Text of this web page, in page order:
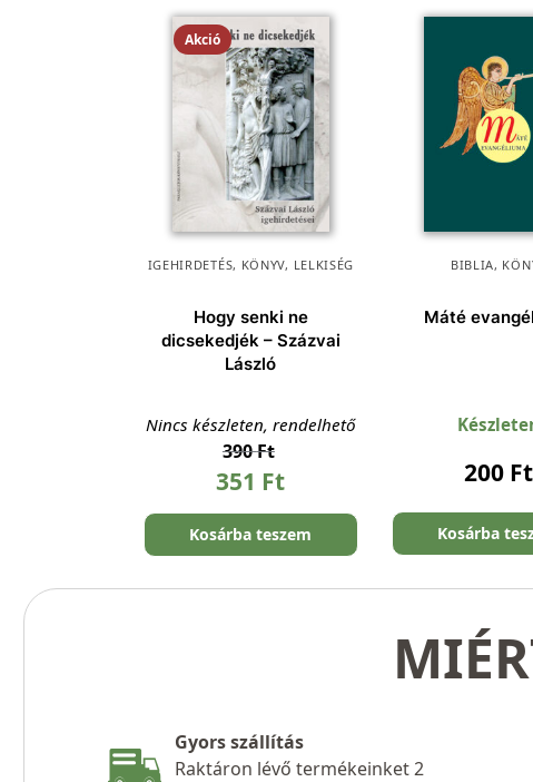
Akció
IGEHIRDETÉS, KÖNYV, LELKISÉG
Hogy senki ne
dicsekedjék – Százvai
László
Nincs készleten, rendelhető
390Ft
351 Ft
Kosárba teszem
BIBLIA,
Máté
200 Ft
Kosárba
Gyors szállítás
Raktáron lévő termékeinket 2